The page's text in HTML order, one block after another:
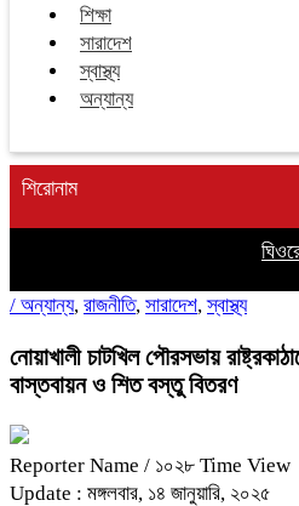
শিক্ষা
সারাদেশ
স্বাস্থ্য
অন্যান্য
শিরোনাম
/ অন্যান্য, রাজনীতি, সারাদেশ,স্বাস্থ্য
নোয়াখালী চাটখিল পৌরসভায়
বাস্তবায়ন ও শিত বস্তু বিতরণ
Reporter Name / ১০২৮ Time View
Update : মঙ্গলবার, ১৪ জানুয়ারি, ২০২৫